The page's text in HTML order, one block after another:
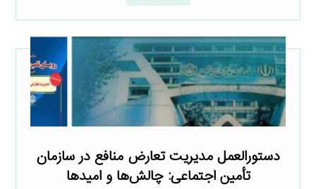
دستورالعمل مدیریت تعارض منافع در سازمان
تأمین اجتماعی: چالش‌ها و امیدها